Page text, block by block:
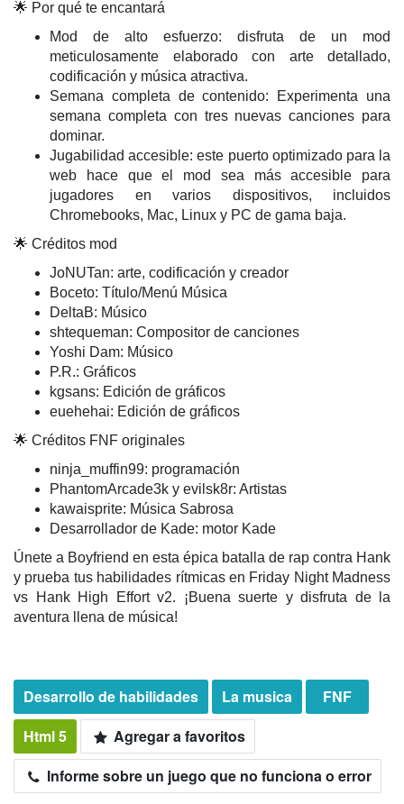
🌟 Por qué te encantará
Mod de alto esfuerzo: disfruta de un mod
meticulosamente elaborado con arte detallado,
codificación y música atractiva.
Semana completa de contenido: Experimenta una
semana completa con tres nuevas canciones para
dominar.
Jugabilidad accesible: este puerto optimizado para la
web hace que el mod sea más accesible para
jugadores en varios dispositivos, incluidos
Chromebooks, Mac, Linux y PC de gama baja.
🌟 Créditos mod
JoNUTan: arte, codificación y creador
Boceto: Título/Menú Música
DeltaB: Músico
shtequeman: Compositor de canciones
Yoshi Dam: Músico
P.R.: Gráficos
kgsans: Edición de gráficos
euehehai: Edición de gráficos
🌟 Créditos FNF originales
ninja_muffin99: programación
PhantomArcade3k y evilsk8r: Artistas
kawaisprite: Música Sabrosa
Desarrollador de Kade: motor Kade
Únete a Boyfriend en esta épica batalla de rap contra Hank
y prueba tus habilidades rítmicas en Friday Night Madness
vs Hank High Effort v2. ¡Buena suerte y disfruta de la
aventura llena de música!
Desarrollo de habilidades La musica
FNF
Html 5
Agregar a favoritos
Informe sobre un juego que no funciona o error